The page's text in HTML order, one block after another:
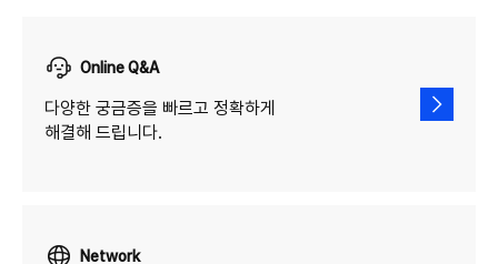
Online Q&A
다양한 궁금증을 빠르고 정확하게
해결해 드립니다.
Network